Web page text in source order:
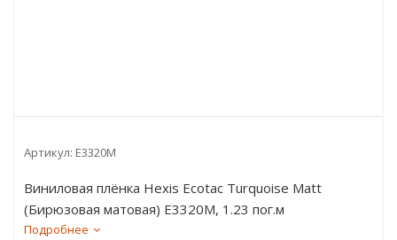
Артикул: E3320M
Виниловая плёнка Hexis Ecotac Turquoise Matt
(Бирюзовая матовая) E3320M, 1.23 пог.м
Подробнее